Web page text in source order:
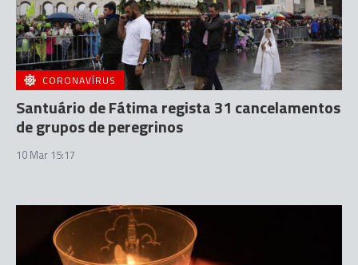
CORONAVÍRUS
Santuário de Fátima regista 31 cancelamentos
de grupos de peregrinos
10 Mar 15:17